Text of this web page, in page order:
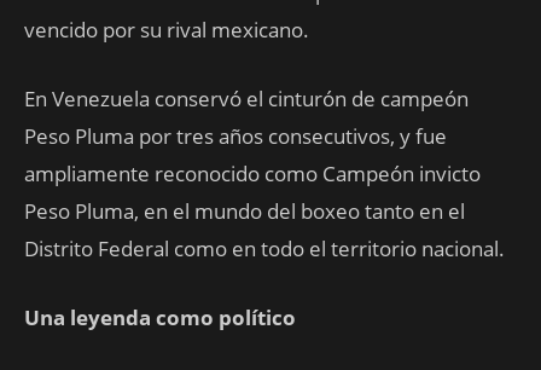
vencido por su rival mexicano.
En Venezuela conservó el cinturón de campeón
Peso Pluma por tres años consecutivos, y fue
ampliamente reconocido como Campeón invicto
Peso Pluma, en el mundo del boxeo tanto en el
Distrito Federal como en todo el territorio nacional.
Una leyenda como político